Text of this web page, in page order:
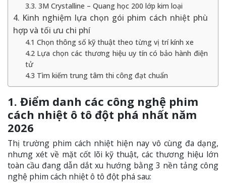
3.3. 3M Crystalline – Quang học 200 lớp kim loại
4. Kinh nghiệm lựa chọn gói phim cách nhiệt phù
hợp và tối ưu chi phí
4.1 Chọn thông số kỹ thuật theo từng vị trí kính xe
4.2 Lựa chọn các thương hiệu uy tín có bảo hành điện
tử
4.3 Tìm kiếm trung tâm thi công đạt chuẩn
1. Điểm danh các công nghệ phim
cách nhiệt ô tô đột phá nhất năm
2026
Thị trường phim cách nhiệt hiện nay vô cùng đa dạng,
nhưng xét về mặt cốt lõi kỹ thuật, các thương hiệu lớn
toàn cầu đang dẫn dắt xu hướng bằng 3 nền tảng công
nghệ phim cách nhiệt ô tô đột phá sau: